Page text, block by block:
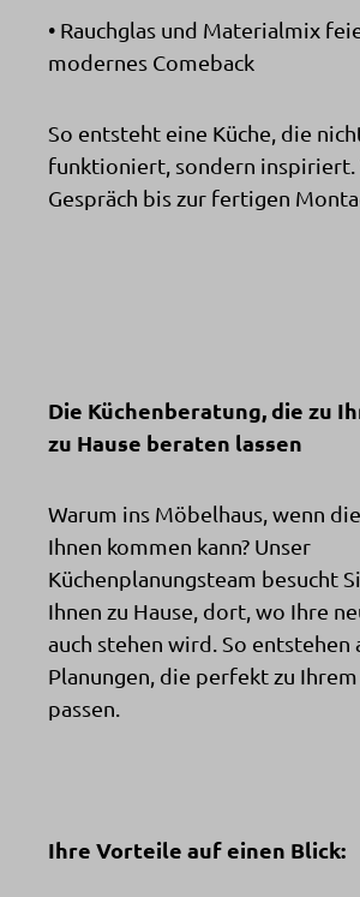
• Rauchglas und Materialmix
modernes Comeback
So entsteht eine Küche, die
funktioniert, sondern inspiriert.
Gespräch bis zur fertigen
Die Küchenberatung, die zu
zu Hause beraten lassen
Warum ins Möbelhaus, wenn
Ihnen kommen kann? Unser
Küchenplanungsteam besucht
Ihnen zu Hause, dort, wo Ihre
auch stehen wird. So entstehen
Planungen, die perfekt zu
passen.
Ihre Vorteile auf einen Blick: